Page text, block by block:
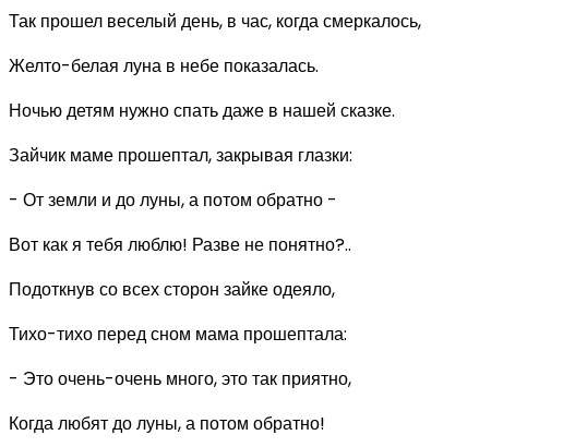
Так прошел веселый день, в час, когда смеркалось,
Желто-белая луна в небе показалась.
Ночью детям нужно спать даже в нашей сказке.
Зайчик маме прошептал, закрывая глазки:
- От земли и до луны, а потом обратно -
Вот как я тебя люблю! Разве не понятно?..
Подоткнув со всех сторон зайке одеяло,
Тихо-тихо перед сном мама прошептала:
- Это очень-очень много, это так приятно,
Когда любят до луны, а потом обратно!